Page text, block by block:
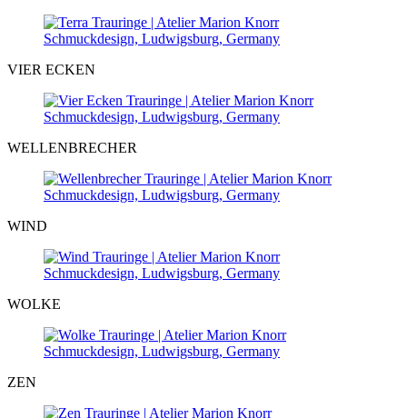
VIER ECKEN
WELLENBRECHER
WIND
WOLKE
ZEN